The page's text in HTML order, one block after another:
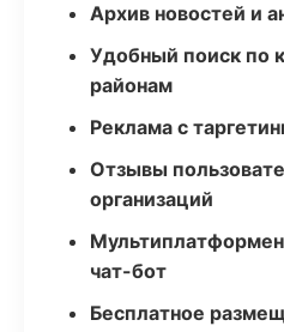
Архив новостей и
Удобный поиск по
районам
Реклама с
Отзывы
организаций
чат-бот
Бесплатное